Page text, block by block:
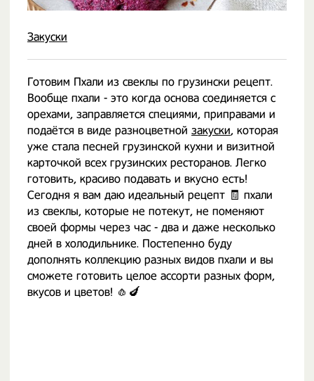
Закуски
Готовим Пхали из свеклы по грузински рецепт.
Вообще пхали - это когда основа соединяется с
орехами, заправляется специями, приправами и
подаётся в виде разноцветной закуски, которая
уже стала песней грузинской кухни и визитной
карточкой всех грузинских ресторанов. Легко
готовить, красиво подавать и вкусно есть!
Сегодня я вам даю идеальный рецепт 🧾 пхали
из свеклы, которые не потекут, не поменяют
своей формы через час - два и даже несколько
дней в холодильнике. Постепенно буду
дополнять коллекцию разных видов пхали и вы
сможете готовить целое ассорти разных форм,
вкусов и цветов! 🧄🍆